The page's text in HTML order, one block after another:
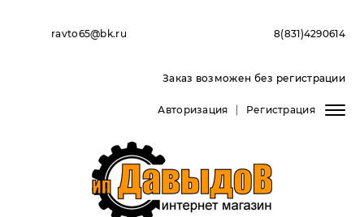
ravto65@bk.ru 8(831)4290614
Заказ возможен без регистрации
Авторизация Регистрация